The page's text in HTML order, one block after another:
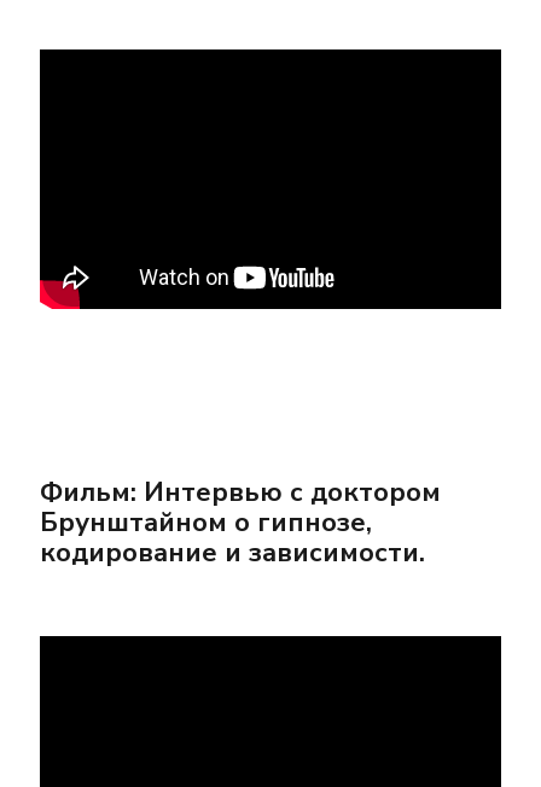
Фильм: Интервью с доктором
Брунштайном о гипнозе,
кодирование и зависимости.